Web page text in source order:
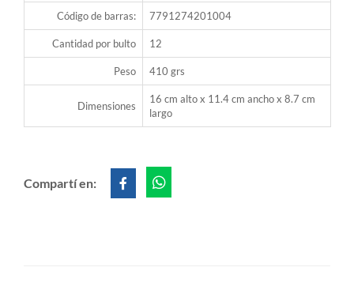
Código de barras: 7791274201004
Cantidad por bulto 12
Peso 410 grs
Dimensiones
16 cm alto x 11.4 cm ancho x 8.7 cm
largo
Compartí en: